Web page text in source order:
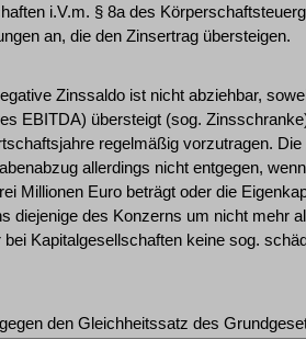
i.V.m. § 8a des
an, die den Zinsertrag übersteigen.
Zinssaldo ist nicht abziehbar,
EBITDA) übersteigt (sog.
regelmäßig vorzutragen.
allerdings nicht entgegen,
Millionen Euro beträgt oder die
diejenige des Konzerns um nicht mehr
bei Kapitalgesellschaften keine sog.
den Gleichheitssatz des
das Gebot der folgerichtigen